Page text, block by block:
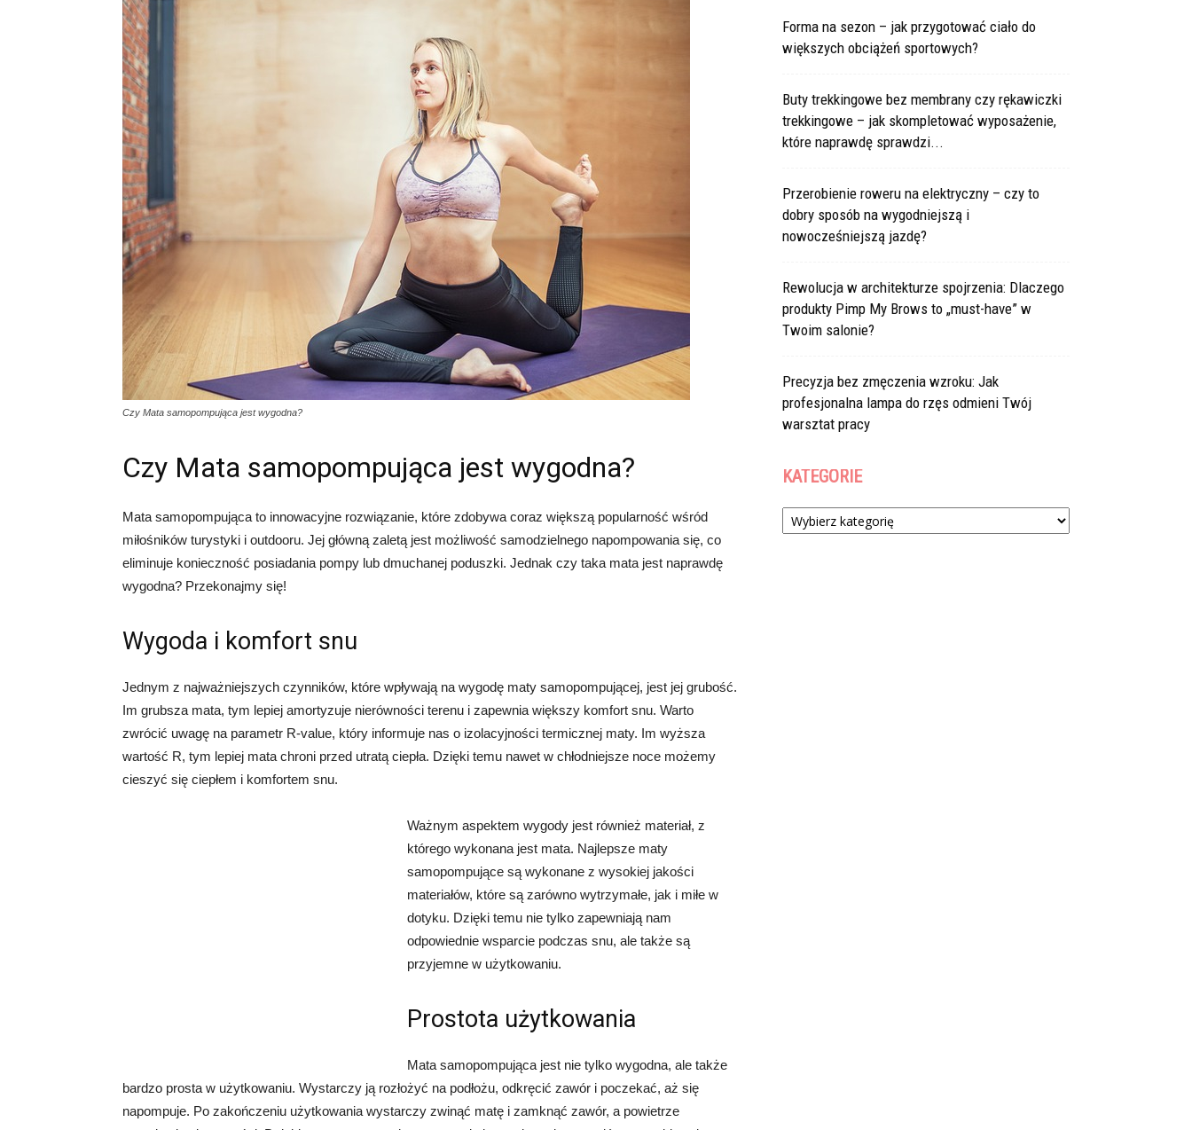
Czy Mata samopompująca jest wygodna?
Czy Mata samopompująca jest wygodna?
Mata samopompująca to innowacyjne rozwiązanie, które zdobywa coraz większą popularność wśród
miłośników turystyki i outdooru. Jej główną zaletą jest możliwość samodzielnego napompowania się, co
eliminuje konieczność posiadania pompy lub dmuchanej poduszki. Jednak czy taka mata jest naprawdę
wygodna? Przekonajmy się!
Wygoda i komfort snu
Jednym z najważniejszych czynników, które wpływają na wygodę maty samopompującej, jest jej grubość.
Im grubsza mata, tym lepiej amortyzuje nierówności terenu i zapewnia większy komfort snu. Warto
zwrócić uwagę na parametr R-value, który informuje nas o izolacyjności termicznej maty. Im wyższa
wartość R, tym lepiej mata chroni przed utratą ciepła. Dzięki temu nawet w chłodniejsze noce możemy
cieszyć się ciepłem i komfortem snu.
Ważnym aspektem wygody jest również materiał, z
którego wykonana jest mata. Najlepsze maty
samopompujące są wykonane z wysokiej jakości
materiałów, które są zarówno wytrzymałe, jak i miłe w
dotyku. Dzięki temu nie tylko zapewniają nam
odpowiednie wsparcie podczas snu, ale także są
przyjemne w użytkowaniu.
Prostota użytkowania
Mata samopompująca jest nie tylko wygodna, ale także
bardzo prosta w użytkowaniu. Wystarczy ją rozłożyć na podłożu, odkręcić zawór i poczekać, aż się
napompuje. Po zakończeniu użytkowania wystarczy zwinąć matę i zamknąć zawór, a powietrze
Forma na sezon – jak przygotować ciało do
większych obciążeń sportowych?
Buty trekkingowe bez membrany czy rękawiczki
trekkingowe – jak skompletować wyposażenie,
które naprawdę sprawdzi...
Przerobienie roweru na elektryczny – czy to
dobry sposób na wygodniejszą i
nowocześniejszą jazdę?
Rewolucja w architekturze spojrzenia: Dlaczego
produkty Pimp My Brows to „must-have” w
Twoim salonie?
Precyzja bez zmęczenia wzroku: Jak
profesjonalna lampa do rzęs odmieni Twój
warsztat pracy
KATEGORIE
Kategorie